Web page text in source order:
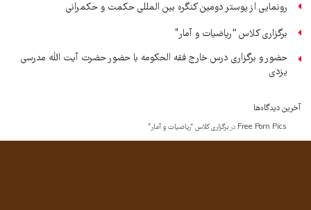
رونمایی از پوستر دومین کنگره بین المللی حکمت و حکمرانی
برگزاری کلاس “ریاضیات و آمار”
حضور و برگزاری درس خارج فقه الحکومه با حضور حضرت آیت الله مدرسی
یزدی
آخرین دیدگاه‌ها
Free Porn Pics در برگزاری کلاس “ریاضیات و آمار”